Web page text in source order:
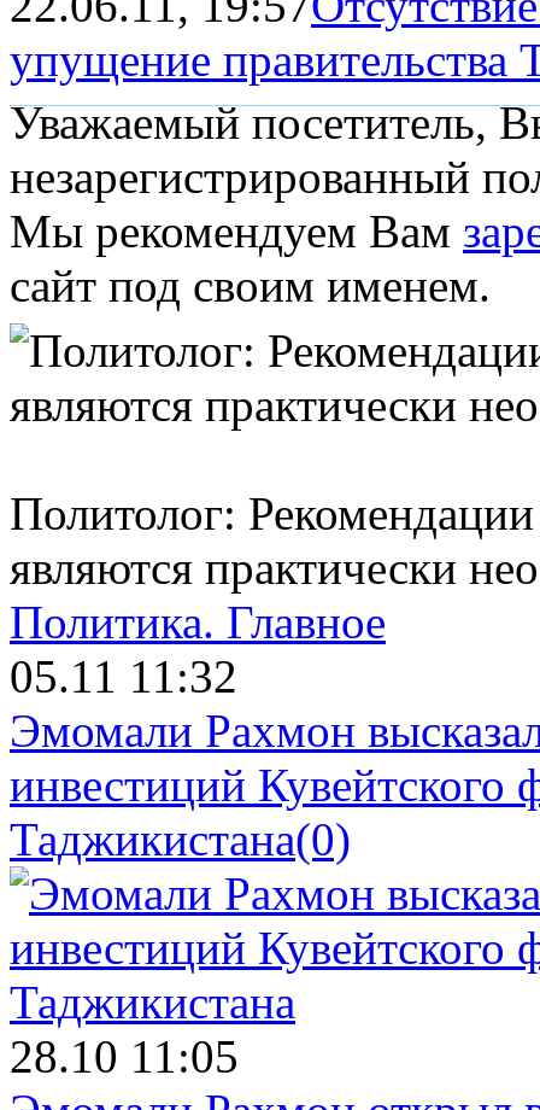
упущение правительства
Уважаемый посетитель,
незарегистрированный
Мы рекомендуем Вам
сайт под своим именем.
Политолог:
являются практически
Политика. Главное
05.11 11:32
Эмомали Рахмон
инвестиций Кувейтского
Таджикистана(0)
28.10 11:05